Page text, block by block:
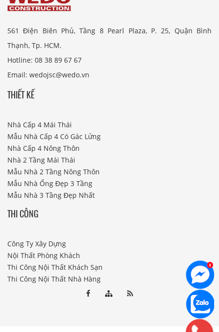
561 Điện Biên Phủ, Tầng 8 Pearl Plaza, P. 25, Quận Bình
Thạnh, Tp. HCM.
Hotline: 08 38 89 67 67
Email: wedojsc@wedo.vn
THIẾT KẾ
Nhà Cấp 4 Mái Thái
Mẫu Nhà Cấp 4 Có Gác Lửng
Nhà Cấp 4 Nông Thôn
Nhà 2 Tầng Mái Thái
Mẫu Nhà 2 Tầng Nông Thôn
Mẫu Nhà Ống Đẹp 3 Tầng
Mẫu Nhà 3 Tầng Đẹp Nhất
THI CÔNG
Công Ty Xây Dựng
Nội Thất Phòng Khách
Thi Công Nội Thất Khách Sạn
Thi Công Nội Thất Nhà Hàng